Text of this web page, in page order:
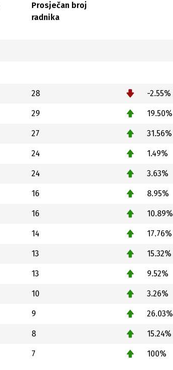
Prosječan broj
radnika
28 -2.55%
29 19.50%
27 31.56%
24 1.49%
24 3.63%
16 8.95%
16 10.89%
14 17.76%
13 15.32%
13 9.52%
10 3.26%
9 26.03%
8 15.24%
7 100%